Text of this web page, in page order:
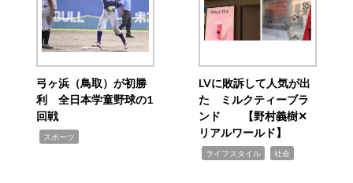
弓ヶ浜（鳥取）が初勝
利 全日本学童野球の1
回戦
スポーツ
LVに敗訴して人気が出
た ミルクティーブラ
ンド 【野村義樹✕
リアルワールド】
ライフスタイル 社会